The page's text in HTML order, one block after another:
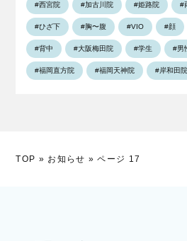
#西宮院 #加古川院 #姫路院 #
#ひざ下 #胸〜腹 #VIO #顔
#背中 #大阪梅田院 #学生 #男
#福岡直方院 #福岡天神院 #岸和田院
TOP » お知らせ »ページ 17